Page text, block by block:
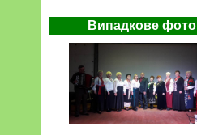
Випадкове фото